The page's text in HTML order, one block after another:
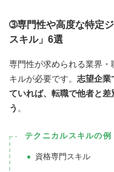
➂専門性や高度な特定
スキル」6選
専門性が求められる業界
キルが必要です。 志望企業
ていれば、転職で他者と
う 。
テクニカルスキルの例
資格専門スキル